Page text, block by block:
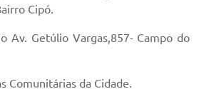
Cipó.
Av. Getúlio Vargas,857- Campo do
Comunitárias da Cidade.